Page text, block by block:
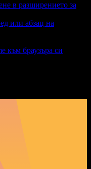
в разширението за
или абзац на
към браузъра си